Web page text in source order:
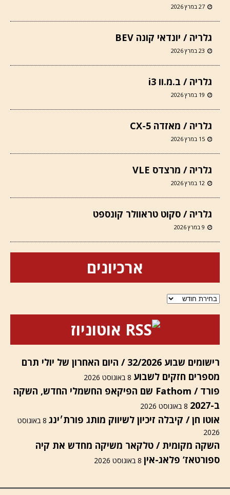
27 במרץ 2026
גלריה / יונדאי קונה BEV
23 במרץ 2026
גלריה / ב.מ.וו i3
19 במרץ 2026
גלריה / מאזדה CX-5
15 במרץ 2026
גלריה / מרצדס VLE
12 במרץ 2026
גלריה / סקוט טראוולר קונספט
9 במרץ 2026
ארכיונים
ארכיונים
אוטוניוז
רישומים שבוע 32/2026 / היום האחרון של יולי תרם
מספרים חזקים לשבוע 8 באוגוסט 2026
פורד / Fathom שם הפיקאפ החשמלי החדש, השקה
ב-2027
8 באוגוסט 2026
אוטו חן / קיבלה זיכיון לשיווק מותג פורת׳ינג
8 באוגוסט
2026
השקה מקומית / טלקאר משיקה מחדש את קיה
ספורטאז’ פלאג-אין 8 באוגוסט 2026